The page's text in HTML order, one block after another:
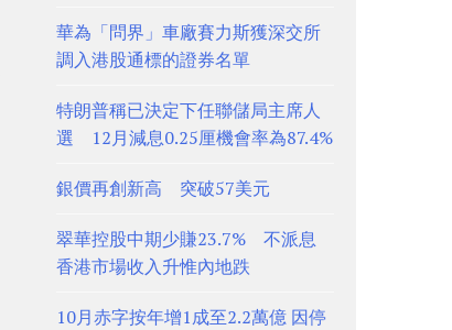
華為「問界」車廠賽力斯獲深交所
調入港股通標的證券名單
特朗普稱已決定下任聯儲局主席人
選 12月減息0.25厘機會率為87.4%
銀價再創新高 突破57美元
翠華控股中期少賺23.7% 不派息
香港市場收入升惟內地跌
10月赤字按年增1成至2.2萬億 因停